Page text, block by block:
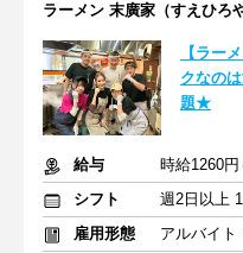
ラーメン 末廣家（すえひろや
【ラー
クなの
題★
給与
シフト
雇用形態
アルバイト